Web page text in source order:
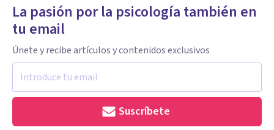
La pasión por la psicología también en
tu email
Únete y recibe artículos y contenidos exclusivos
Suscríbete